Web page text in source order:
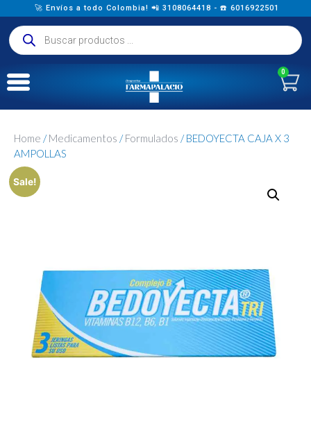
🚀 Envíos a todo Colombia! 📲 3108064418 - ☎️ 6016922501
0
Home /Medicamentos /Formulados / BEDOYECTA CAJA X 3
AMPOLLAS
Sale!